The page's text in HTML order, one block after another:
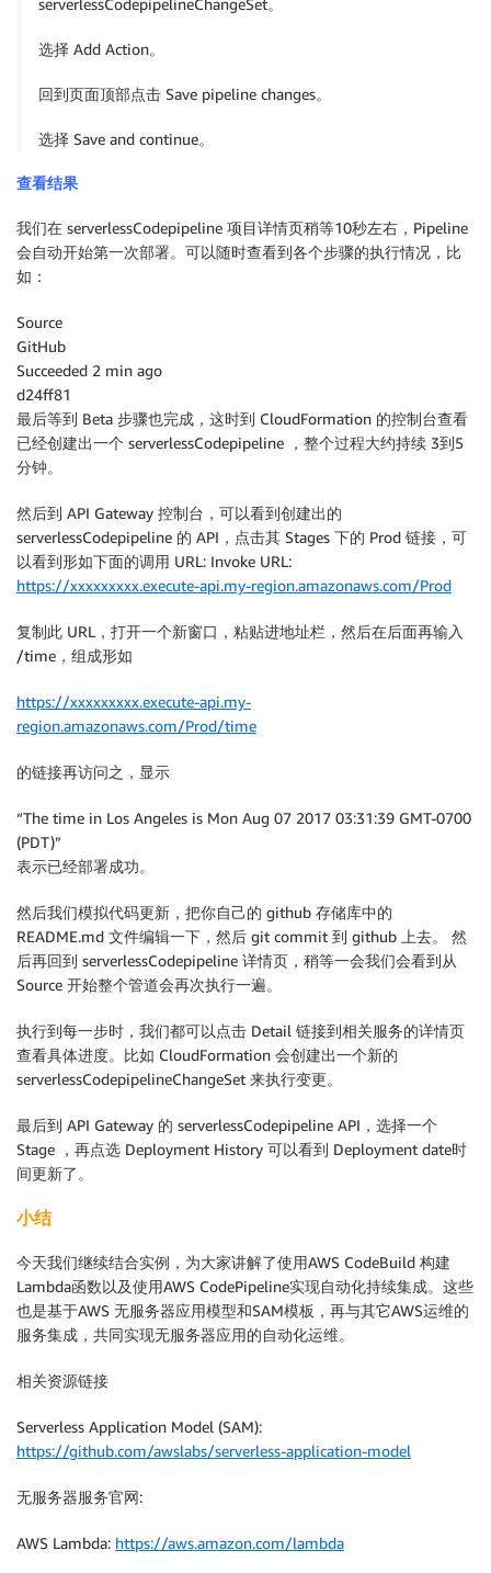
} ,
{
"Action"
"iam:DetachRolePolicy"
],
"Allow"
{
"Action": [
"iam:PassRole"
"Resource": [
],
"Effect"
},
{
"cloudformation:CreateChangeSet"
"Resource": [
"Effect": "Allow"
}
],
"Version": "2012-10-17"
选择 Add Action。
回到页面顶部点击 Save pipeline changes。
选择 Save and continue。
查看结果
我们在 serverlessCodepipeline 项目详情页稍等10秒左右，Pipeline
会自动开始第一次部署。可以随时查看到各个步骤的执行情况，比
如：
Source
GitHub
Succeeded 2 min ago
d24ff81
最后等到 Beta 步骤也完成，这时到 CloudFormation 的控制台查看
已经创建出一个 serverlessCodepipeline ，整个过程大约持续 3到5
分钟。
然后到 API Gateway 控制台，可以看到创建出的
serverlessCodepipeline 的 API，点击其 Stages 下的 Prod 链接，可
以看到形如下面的调用 URL: Invoke URL:
https://xxxxxxxxx.execute-api.my-region.amazonaws.com/Prod
复制此 URL，打开一个新窗口，粘贴进地址栏，然后在后面再输入
/time，组成形如
https://xxxxxxxxx.execute-api.my-
region.amazonaws.com/Prod/time
的链接再访问之，显示
“The time in Los Angeles is Mon Aug 07 2017 03:31:39 GMT-0700
(PDT)”
表示已经部署成功。
然后我们模拟代码更新，把你自己的 github 存储库中的
README.md 文件编辑一下，然后 git commit 到 github 上去。 然
后再回到 serverlessCodepipeline 详情页，稍等一会我们会看到从
Source 开始整个管道会再次执行一遍。
执行到每一步时，我们都可以点击 Detail 链接到相关服务的详情页
查看具体进度。比如 CloudFormation 会创建出一个新的
serverlessCodepipelineChangeSet 来执行变更。
最后到 API Gateway 的 serverlessCodepipeline API，选择一个
Stage ，再点选 Deployment History 可以看到 Deployment date时
间更新了。
小结
今天我们继续结合实例，为大家讲解了使用AWS CodeBuild 构建
Lambda函数以及使用AWS CodePipeline实现自动化持续集成。这些
也是基于AWS 无服务器应用模型和SAM模板，再与其它AWS运维的
服务集成，共同实现无服务器应用的自动化运维。
相关资源链接
Serverless Application Model (SAM):
https://github.com/awslabs/serverless-application-model
无服务器服务官网:
AWS Lambda: https://aws.amazon.com/lambda